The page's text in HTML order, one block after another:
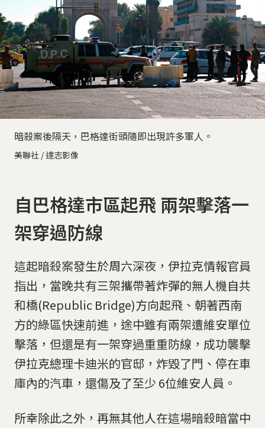
暗殺案後隔天，巴格達街頭隨即出現許多軍人。
美聯社 / 達志影像
自巴格達市區起飛 兩架擊落一
架穿過防線
這起暗殺案發生於周六深夜，伊拉克情報官員
指出，當晚共有三架攜帶著炸彈的無人機自共
和橋(Republic Bridge)方向起飛、朝著西南
方的綠區快速前進，途中雖有兩架遭維安單位
擊落，但還是有一架穿過重重防線，成功襲擊
伊拉克總理卡迪米的官邸，炸毀了門、停在車
庫內的汽車，還傷及了至少 6位維安人員。
所幸除此之外，再無其他人在這場暗殺暗當中